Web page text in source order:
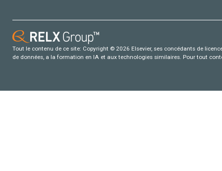
Tout le contenu de ce site: Copyright © 2026 Elsevier, ses concédants de
de données, a la formation en IA et aux technologies similaires. Pour tout